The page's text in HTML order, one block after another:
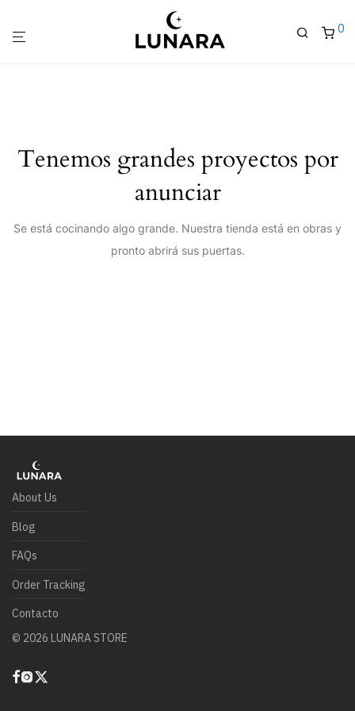
0
Tenemos grandes proyectos por
anunciar
Se está cocinando algo grande. Nuestra tienda está en obras y
pronto abrirá sus puertas.
About Us
Blog
FAQs
Order Tracking
Contacto
© 2026 LUNARA STORE